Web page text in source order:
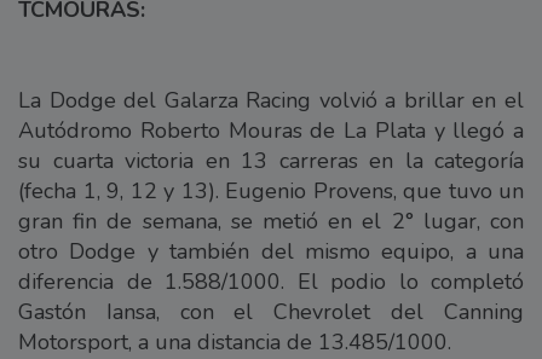
TCMOURAS:
La Dodge del Galarza Racing volvió a brillar en el
Autódromo Roberto Mouras de La Plata y llegó a
su cuarta victoria en 13 carreras en la categoría
(fecha 1, 9, 12 y 13). Eugenio Provens, que tuvo un
gran fin de semana, se metió en el 2° lugar, con
otro Dodge y también del mismo equipo, a una
diferencia de 1.588/1000. El podio lo completó
Gastón Iansa, con el Chevrolet del Canning
Motorsport, a una distancia de 13.485/1000.